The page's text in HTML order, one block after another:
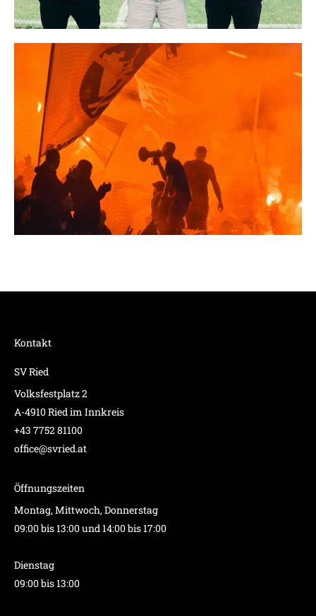
Kontakt
SV Ried
Volksfestplatz 2
A-4910 Ried im Innkreis
+43 7752 81100
office@svried.at
Öffnungszeiten
Montag, Mittwoch, Donnerstag
09:00 bis 13:00 und 14:00 bis 17:00
Dienstag
09:00 bis 13:00